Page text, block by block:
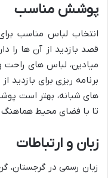
پوشش مناسب
انتخاب لباس مناسب
قصد بازدید از آن ها را
میادین، لباس های
برنامه ریزی برای بازدید
های شبانه، بهتر است
تا با فضای محیط هماهنگ
زبان و ارتباطات
زبان رسمی در گرجستان،